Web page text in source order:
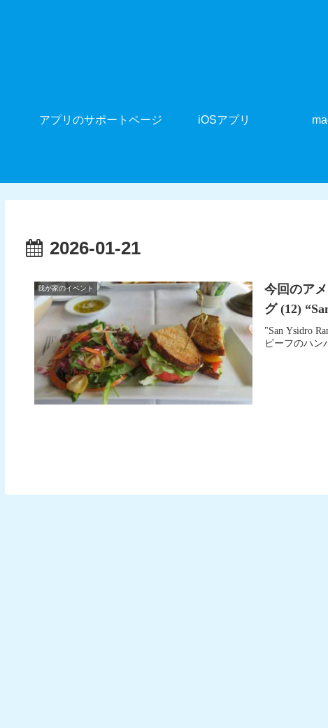
アプリのサポートページ iOSアプリ
2026-01-21
我が家のイベント
今回のア
グ (12)
"San Ysidro
ビーフのハン